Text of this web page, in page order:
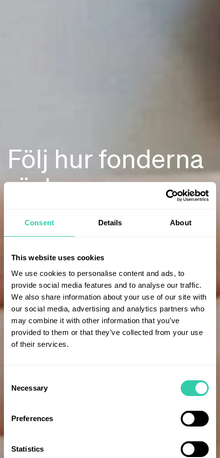
Consent Details About
This website uses cookies
We use cookies to personalise content and ads, to
provide social media features and to analyse our traffic.
We also share information about your use of our site with
our social media, advertising and analytics partners who
may combine it with other information that you’ve
provided to them or that they’ve collected from your use
of their services.
Selection
Necessary
Preferences
Statistics
Följ hur fonderna
röstar